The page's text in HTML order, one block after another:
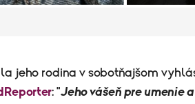
jeho rodina v sobotňajšom
: "Jeho vášeň pre umenie